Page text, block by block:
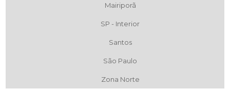
Mairiporã
SP - Interior
Santos
São Paulo
Zona Norte